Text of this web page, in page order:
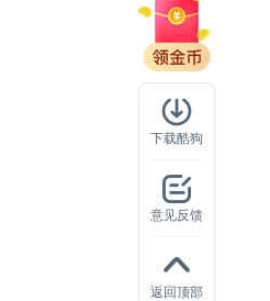
下载酷狗
意见反馈
返回顶部